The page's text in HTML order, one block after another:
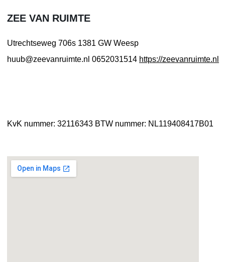
ZEE VAN RUIMTE
Utrechtseweg 706s 1381 GW Weesp
huub@zeevanruimte.nl 0652031514 https://zeevanruimte.nl
KvK nummer: 32116343 BTW nummer: NL119408417B01